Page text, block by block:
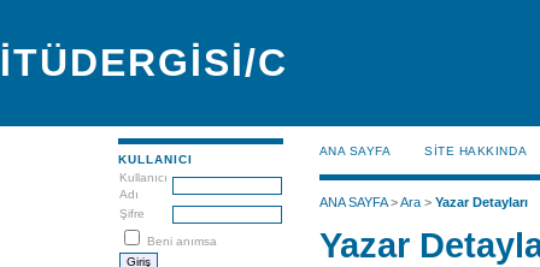
İTÜDERGİSİ/C
KULLANICI
Kullanıcı
Adı
Şifre
Beni anımsa
ANA SAYFA SİTE HAKKINDA
ANA SAYFA>Ara> Yazar Detayları
Yazar